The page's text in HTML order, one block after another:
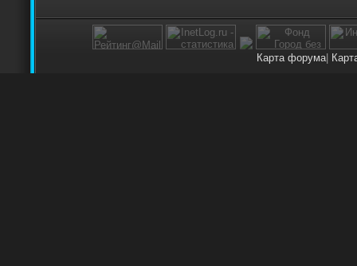
Карта форума|